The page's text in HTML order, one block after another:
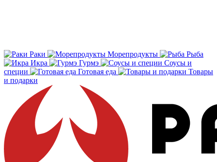
Раки Морепродукты
Рыба
Икра
Гурмэ
Соусы и
специи
Готовая еда
Товары
и подарки